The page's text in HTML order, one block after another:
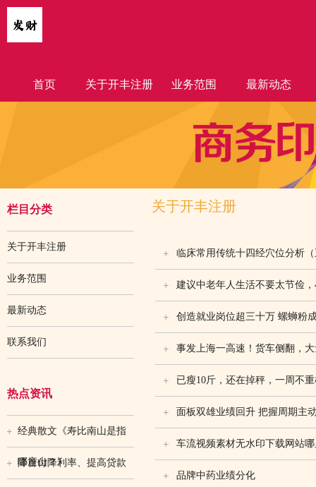
首页 关于开丰注册 业务范围 最新动态
栏目分类
关于开丰注册
业务范围
最新动态
联系我们
热点资讯
经典散文《寿比南山是指
哪座山？》
降首付降利率、提高贷款
关于开丰注册
临床常用传统十四经穴位分析
建议中老年人生活不要太节俭
创造就业岗位超三十万 螺蛳粉
事发上海一高速！货车侧翻，
已瘦10斤，还在掉秤，一周不
面板双雄业绩回升 把握周期主
车流视频素材无水印下载网站
品牌中药业绩分化